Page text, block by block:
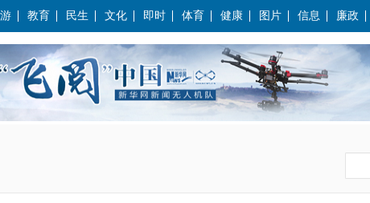
教育 民生 文化 即时 体育 健康 图片 信息 廉政